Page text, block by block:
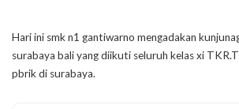
Hari ini smk n1 gantiwarno mengadakan
surabaya bali yang diikuti seluruh kelas xi
pbrik di surabaya.